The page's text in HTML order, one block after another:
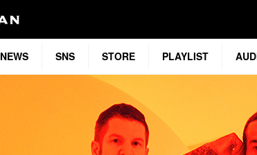
NEWS SNS STORE PLAYLIST